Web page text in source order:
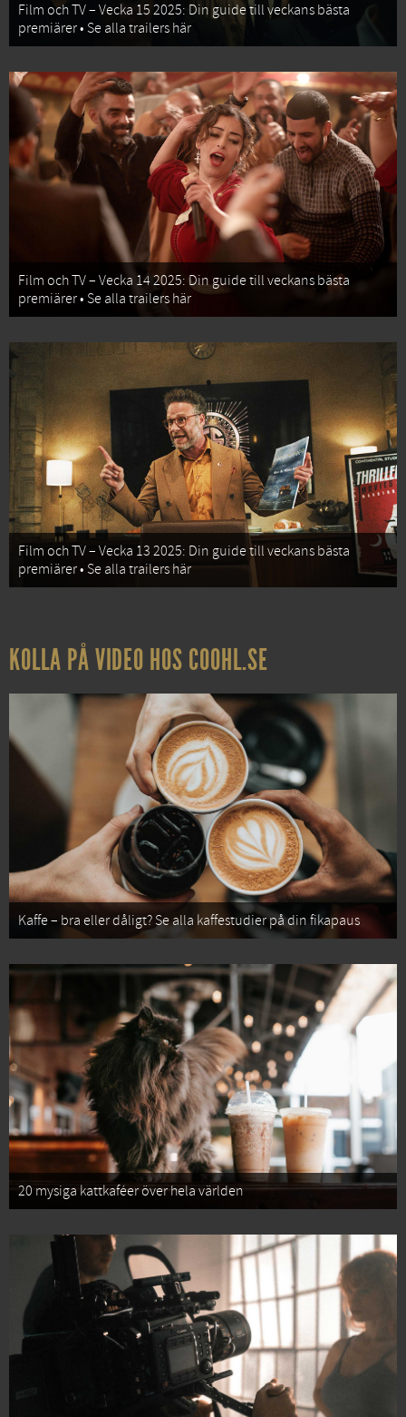
Film och TV – Vecka 15 2025: Din guide till veckans bästa
premiärer • Se alla trailers här
Film och TV – Vecka 14 2025: Din guide till veckans bästa
premiärer • Se alla trailers här
Film och TV – Vecka 13 2025: Din guide till veckans bästa
premiärer • Se alla trailers här
KOLLA PÅ VIDEO HOS COOHL.SE
Kaffe – bra eller dåligt? Se alla kaffestudier på din fikapaus
20 mysiga kattkaféer över hela världen